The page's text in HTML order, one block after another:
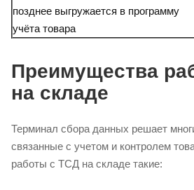
позднее выгружается в программу
учёта товара
Преимущества
на складе
Терминал сбора данных решает
связанные с учетом и контролем
работы с ТСД на складе такие: